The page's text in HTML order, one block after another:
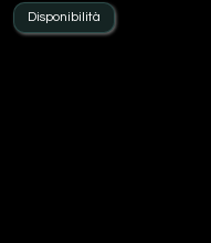
Disponibilità